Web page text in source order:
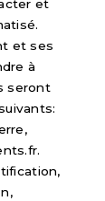
et
et ses
à
seront